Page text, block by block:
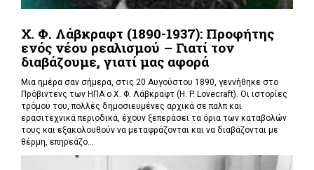
Χ. Φ. Λάβκραφτ (1890-1937): Προφήτης
ενός νέου ρεαλισμού – Γιατί τον
διαβάζουμε, γιατί μας αφορά
Μια ημέρα σαν σήμερα, στις 20 Αυγούστου 1890, γεννήθηκε στο
Πρόβιντενς των ΗΠΑ ο Χ. Φ. Λάβκραφτ (H. P. Lovecraft). Οι ιστορίες
τρόμου του, πολλές δημοσιευμένες αρχικά σε παλπ και
ερασιτεχνικά περιοδικά, έχουν ξεπεράσει τα όρια των καταβολών
τους και εξακολουθούν να μεταφράζονται και να διαβάζονται με
θέρμη, επηρεάζο...